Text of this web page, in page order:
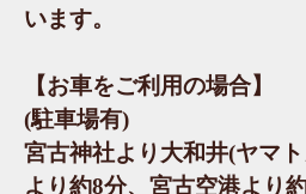
います。
【お車をご利用の場合】
(駐車場有)
宮古神社より大和井(ヤマ
より約8分、宮古空港より